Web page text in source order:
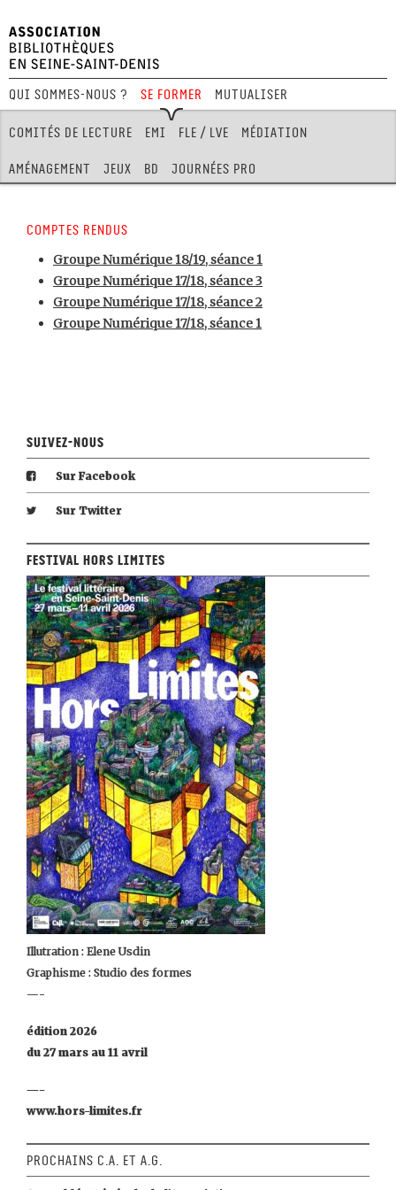
Qui sommes-nous ? Se former
Comités de lecture EMI FLE / LVE Médiation
Aménagement Jeux BD Journées pro
Mutualiser
Festival Hors Limites
Comptes rendus
Groupe Numérique 18/19, séance 1
Groupe Numérique 17/18, séance 3
Groupe Numérique 17/18, séance 2
Groupe Numérique 17/18, séance 1
Suivez-nous
Sur Facebook
Sur Twitter
Festival Hors Limites
Illutration : Elene Usdin
Graphisme : Studio des formes
—-
édition 2026
du 27 mars au 11 avril
—-
www.hors-limites.fr
Prochains C.A. et A.G.